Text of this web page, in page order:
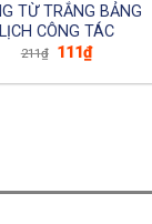
TỪ TRẮNG BẢNG
LỊCH CÔNG TÁC
211₫ Giá
là:
111₫Giá
hiện
tại